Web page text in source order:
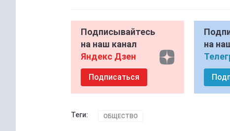
Подписывайтесь
на наш канал
Яндекс Дзен
Подписаться
на
Теги: ОБЩЕСТВО